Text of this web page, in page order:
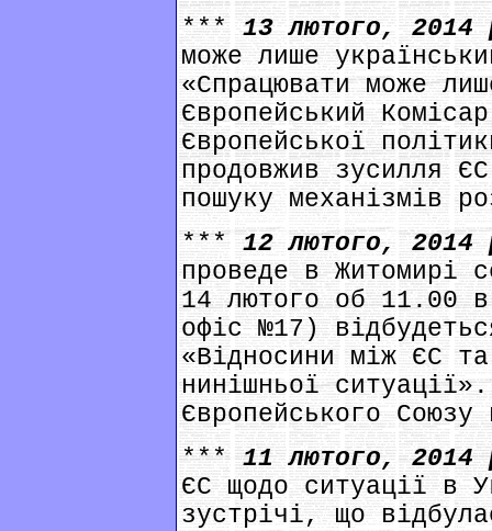
***13 лютого,
може лише
«Спрацювати може
Європейський
Європейської
продовжив зусилля
пошуку механізмів
***12 лютого,
проведе в Житомирі
14 лютого об 11.00
офіс №17)
«Відносини між ЄС
нинішньої
Європейського
***11 лютого,
ЄС щодо ситуації в
зустрічі, що